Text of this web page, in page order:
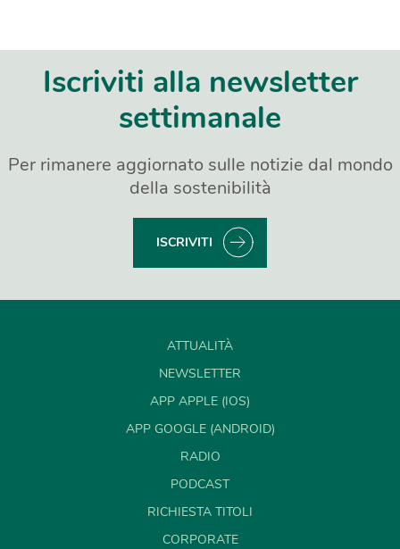
Iscriviti alla newsletter
settimanale
Per rimanere aggiornato sulle notizie dal mondo
della sostenibilità
ISCRIVITI
ATTUALITÀ
NEWSLETTER
APP APPLE (IOS)
APP GOOGLE (ANDROID)
RADIO
PODCAST
RICHIESTA TITOLI
CORPORATE